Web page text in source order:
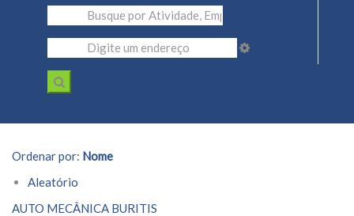
Ordenar por: Nome
Aleatório
AUTO MECÂNICA BURITIS